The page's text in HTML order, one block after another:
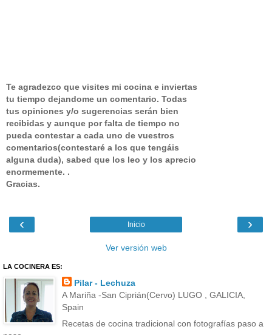
Te agradezco que visites mi cocina e inviertas
tu tiempo dejandome un comentario. Todas
tus opiniones y/o sugerencias serán bien
recibidas y aunque por falta de tiempo no
pueda contestar a cada uno de vuestros
comentarios(contestaré a los que tengáis
alguna duda), sabed que los leo y los aprecio
enormemente. .
Gracias.
‹ ›
Inicio
Ver versión web
LA COCINERA ES:
Pilar - Lechuza
A Mariña -San Ciprián(Cervo) LUGO , GALICIA,
Spain
Recetas de cocina tradicional con fotografías paso a